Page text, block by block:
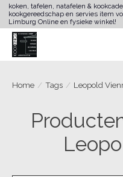
koken, tafelen, natafelen &
kookgereedschap en servies item
Limburg Online en fysieke winkel!
Home / Tags / Leopold